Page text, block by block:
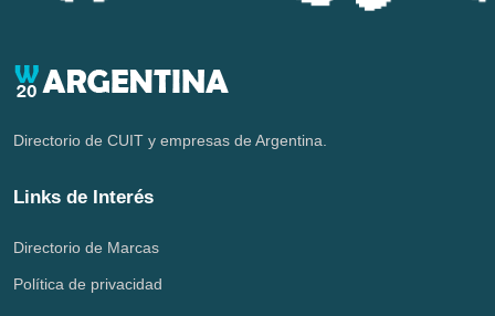
Directorio de CUIT y empresas de Argentina.
Links de Interés
Directorio de Marcas
Política de privacidad